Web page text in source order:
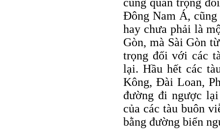
Đông Nam Á,
hay chưa phải là
Gòn, mà Sài Gòn
trọng đối với các
lại. Hầu hết các
Kông, Đài Loan,
đường đi ngược
của các tàu buôn
bằng đường biển